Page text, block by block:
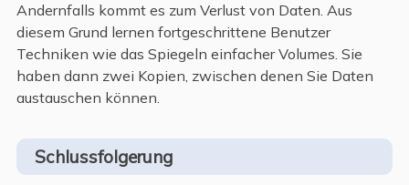
Andernfalls kommt es zum Verlust von Daten. Aus
diesem Grund lernen fortgeschrittene Benutzer
Techniken wie das Spiegeln einfacher Volumes. Sie
haben dann zwei Kopien, zwischen denen Sie Daten
austauschen können.
Schlussfolgerung